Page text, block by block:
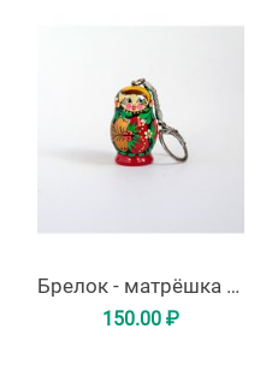
Брелок - матрёшка с божьей коровкой
150.00 ₽